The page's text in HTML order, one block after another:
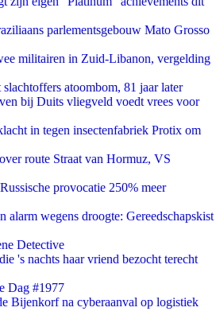
parlementsgebouw Mato Grosso
militairen in Zuid-Libanon, vergelding
atoombom, 81 jaar later
bij Duits vliegveld voedt vrees voor
in tegen insectenfabriek Protix om
route Straat van Hormuz, VS
provocatie 250% meer
alarm wegens droogte: Gereedschapskist
Detective
's nachts haar vriend bezocht terecht
Dag #1977
Bijenkorf na cyberaanval op logistiek